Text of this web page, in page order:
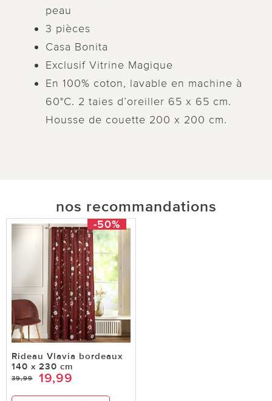
peau
3 pièces
Casa Bonita
Exclusif Vitrine Magique
En 100% coton, lavable en machine à
60°C. 2 taies d’oreiller 65 x 65 cm.
Housse de couette 200 x 200 cm.
nos recommandations
-50%
Rideau Vlavia bordeaux
140 x 230 cm
39,99 19,99